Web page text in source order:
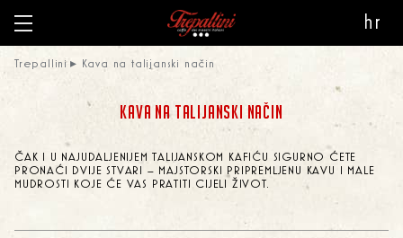
hr
Trepallini Kava na talijanski način
KAVA NA TALIJANSKI NAČIN
ČAK I U NAJUDALJENIJEM TALIJANSKOM KAFIĆU SIGURNO ĆETE
PRONAĆI DVIJE STVARI – MAJSTORSKI PRIPREMLJENU KAVU I MALE
MUDROSTI KOJE ĆE VAS PRATITI CIJELI ŽIVOT.